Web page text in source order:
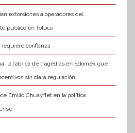
extorsiones a operadores del
público en Toluca
requiere confianza
la fábrica de tragedias en Edomex que
sin clara regulación
Emilio Chuayffet en la política